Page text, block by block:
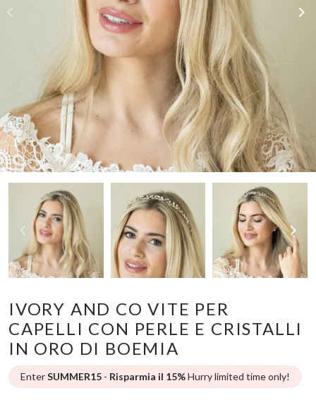
IVORY AND CO VITE PER
CAPELLI CON PERLE E CRISTALLI
IN ORO DI BOEMIA
EnterSUMMER15 - Risparmia il 15%Hurry limited time only!